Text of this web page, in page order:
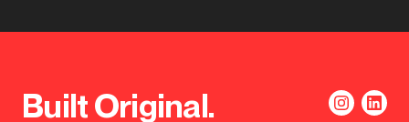
Built Original.